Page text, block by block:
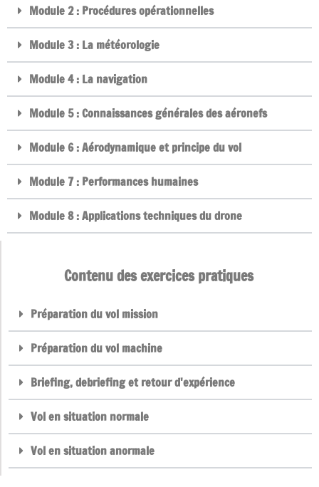
Module 2 : Procédures opérationnelles
Module 3 : La météorologie
Module 4 : La navigation
Module 5 : Connaissances générales des aéronefs
Module 6 : Aérodynamique et principe du vol
Module 7 : Performances humaines
Module 8 : Applications techniques du drone
Contenu des exercices pratiques
Préparation du vol mission
Préparation du vol machine
Briefing, debriefing et retour d'expérience
Vol en situation normale
Vol en situation anormale